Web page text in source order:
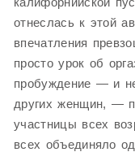
отнеслась к этой
впечатления
просто урок об
пробуждение — и
других женщин, —
участницы всех
всех объединяло